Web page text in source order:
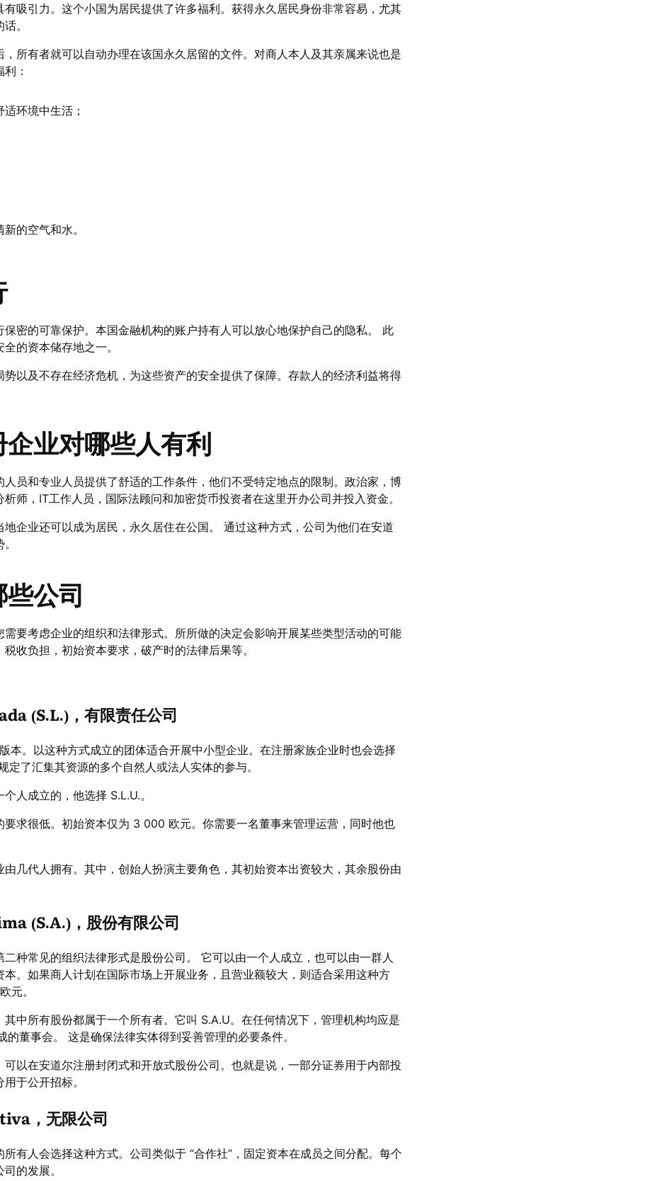
吸引力。这个小国为居民提供了许多福利。获得永久居民身份非常容易，尤其
。
，所有者就可以自动办理在该国永久居留的文件。对商人本人及其亲属来说也是
：
环境中生活；
的空气和水。
密的可靠保护。本国金融机构的账户持有人可以放心地保护自己的隐私。 此
的资本储存地之一。
势以及不存在经济危机，为这些资产的安全提供了保障。存款人的经济利益将得
业对哪些人有利
员和专业人员提供了舒适的工作条件，他们不受特定地点的限制。政治家，博
师，IT工作人员，国际法顾问和加密货币投资者在这里开办公司并投入资金。
企业还可以成为居民，永久居住在公国。 通过这种方式，公司为他们在安道
公司
要考虑企业的组织和法律形式。所所做的决定会影响开展某些类型活动的可能
收负担，初始资本要求，破产时的法律后果等。
(S.L.)，有限责任公司
本。以这种方式成立的团体适合开展中小型企业。在注册家族企业时也会选择
定了汇集其资源的多个自然人或法人实体的参与。
人成立的，他选择 S.L.U.。
要求很低。初始资本仅为 3 000 欧元。你需要一名董事来管理运营，同时他也
几代人拥有。其中，创始人扮演主要角色，其初始资本出资较大，其余股份由
(S.A.)，股份有限公司
种常见的组织法律形式是股份公司。 它可以由一个人成立，也可以由一群人
。如果商人计划在国际市场上开展业务，且营业额较大，则适合采用这种方
元。
中所有股份都属于一个所有者。它叫 S.A.U。在任何情况下，管理机构均应是
董事会。 这是确保法律实体得到妥善管理的必要条件。
以在安道尔注册封闭式和开放式股份公司。也就是说，一部分证券用于内部投
于公开招标。
，无限公司
有人会选择这种方式。公司类似于 “合作社”，固定资本在成员之间分配。每个
的发展。